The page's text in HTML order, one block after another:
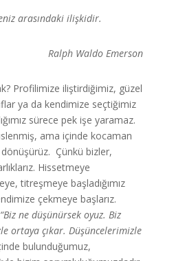
arasındaki ilişkidir.
Ralph Waldo Emerson
Profilimize iliştirdiğimiz, güzel
ya da kendimize seçtiğimiz
sürece pek işe yaramaz.
ama içinde kocaman
Çünkü bizler,
Hissetmeye
titreşmeye başladığımız
çekmeye başlarız.
“Biz ne düşünürsek oyuz. Biz
ortaya çıkar. Düşüncelerimizle
bulunduğumuz,